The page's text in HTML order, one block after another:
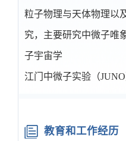
粒子物理与天体物理以
究，主要研究中微子唯
子宇宙学
江门中微子实验（
教育和工作经历